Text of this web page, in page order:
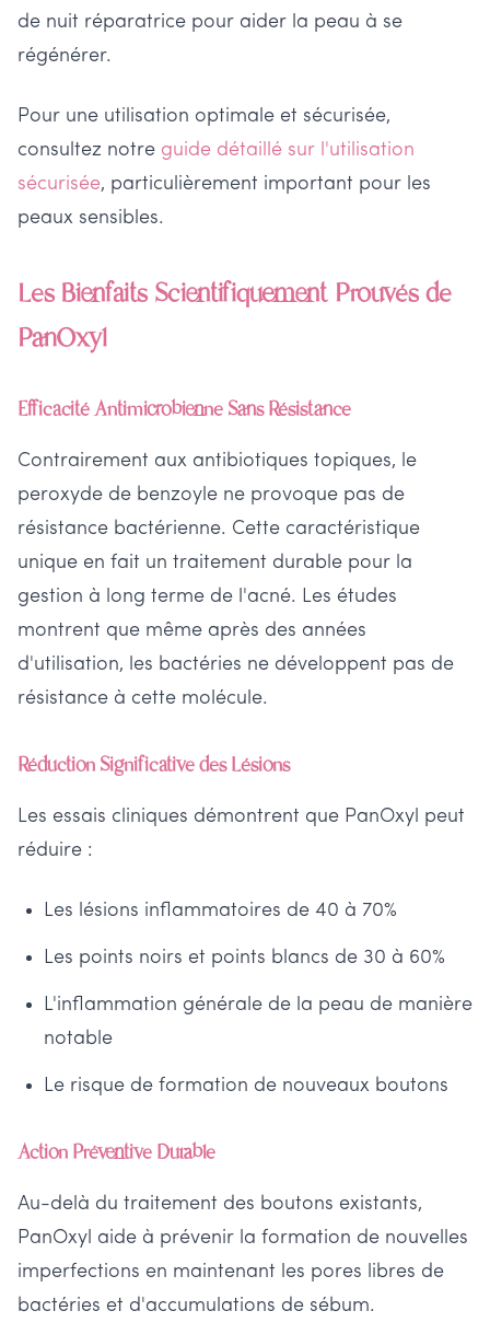
de nuit réparatrice pour aider la peau à se
régénérer.
Pour une utilisation optimale et sécurisée,
consultez notre guide détaillé sur l'utilisation
sécurisée, particulièrement important pour les
peaux sensibles.
Les Bienfaits Scientifiquement Prouvés de
PanOxyl
Efficacité Antimicrobienne Sans Résistance
Contrairement aux antibiotiques topiques, le
peroxyde de benzoyle ne provoque pas de
résistance bactérienne. Cette caractéristique
unique en fait un traitement durable pour la
gestion à long terme de l'acné. Les études
montrent que même après des années
d'utilisation, les bactéries ne développent pas de
résistance à cette molécule.
Réduction Significative des Lésions
Les essais cliniques démontrent que PanOxyl peut
réduire :
Les lésions inflammatoires de 40 à 70%
Les points noirs et points blancs de 30 à 60%
L'inflammation générale de la peau de manière
notable
Le risque de formation de nouveaux boutons
Action Préventive Durable
Au-delà du traitement des boutons existants,
PanOxyl aide à prévenir la formation de nouvelles
imperfections en maintenant les pores libres de
bactéries et d'accumulations de sébum.